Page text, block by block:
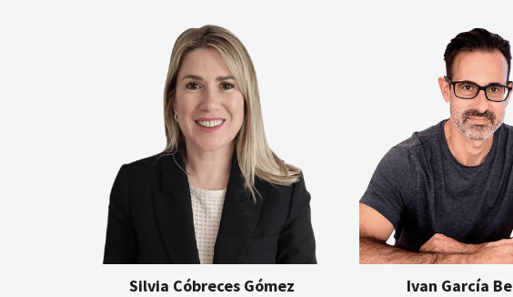
Silvia Cóbreces Gómez Ivan García